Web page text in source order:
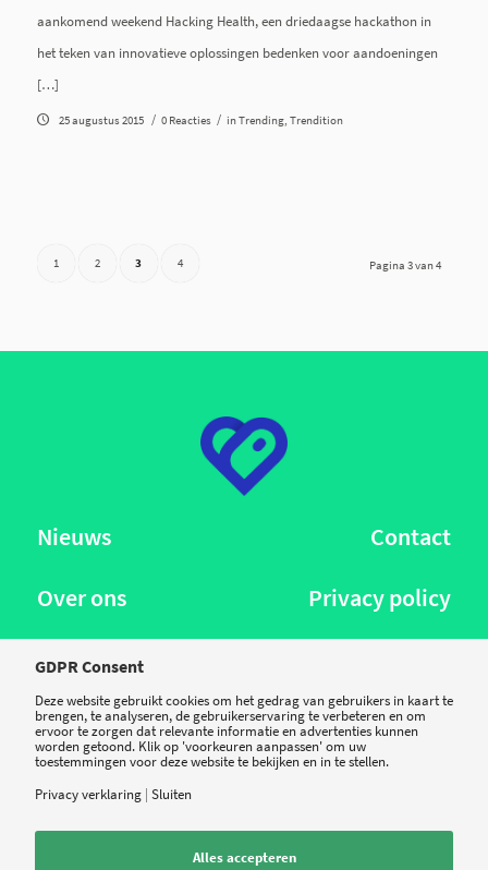
aankomend weekend Hacking Health, een driedaagse hackathon in
het teken van innovatieve oplossingen bedenken voor aandoeningen
[…]
25 augustus 2015 / 0 Reacties / inTrending, Trendition
Pagina 3 van 4
1 2 3 4
Nieuws
Over ons
Contact
Privacy policy
Volg ons:
Nieuwsbrief:
GDPR Consent
Deze website gebruikt cookies om het gedrag van gebruikers in kaart te
brengen, te analyseren, de gebruikerservaring te verbeteren en om
ervoor te zorgen dat relevante informatie en advertenties kunnen
worden getoond. Klik op 'voorkeuren aanpassen' om uw
toestemmingen voor deze website te bekijken en in te stellen.
Privacy verklaring | Sluiten
Alles accepteren